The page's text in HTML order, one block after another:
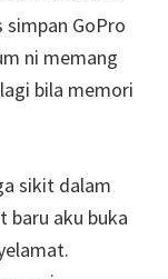
GoPro
ni memang
bila memori
sikit dalam
baru aku buka